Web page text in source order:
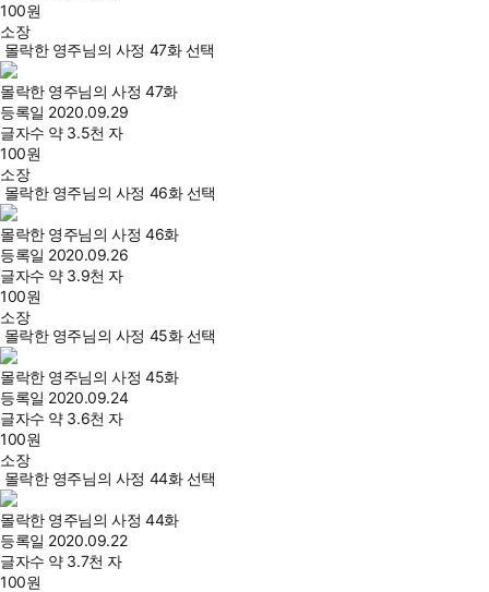
100원
소장
몰락한 영주님의 사정 47화 선택
몰락한 영주님의 사정 47화
등록일 2020.09.29
글자수 약 3.5천 자
100원
소장
몰락한 영주님의 사정 46화 선택
몰락한 영주님의 사정 46화
등록일 2020.09.26
글자수 약 3.9천 자
100원
소장
몰락한 영주님의 사정 45화 선택
몰락한 영주님의 사정 45화
등록일 2020.09.24
글자수 약 3.6천 자
100원
소장
몰락한 영주님의 사정 44화 선택
몰락한 영주님의 사정 44화
등록일 2020.09.22
글자수 약 3.7천 자
100원